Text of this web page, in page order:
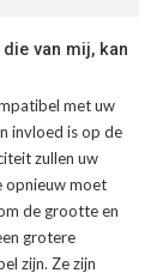
van mij, kan
met uw
invloed is op de
zullen uw
opnieuw moet
de grootte en
grotere
zijn. Ze zijn